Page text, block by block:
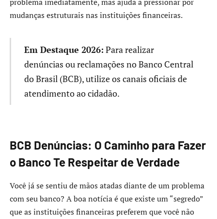
problema imediatamente, mas ajuda a pressionar por
mudanças estruturais nas instituições financeiras.
Em Destaque 2026: Para realizar
denúncias ou reclamações no Banco Central
do Brasil (BCB), utilize os canais oficiais de
atendimento ao cidadão.
BCB Denúncias: O Caminho para Fazer
o Banco Te Respeitar de Verdade
Você já se sentiu de mãos atadas diante de um problema
com seu banco? A boa notícia é que existe um “segredo”
que as instituições financeiras preferem que você não